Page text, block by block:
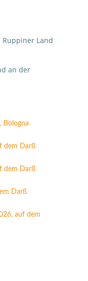
Ruppiner Land
an der
Bologna
dem Darß
dem Darß
Darß
auf dem